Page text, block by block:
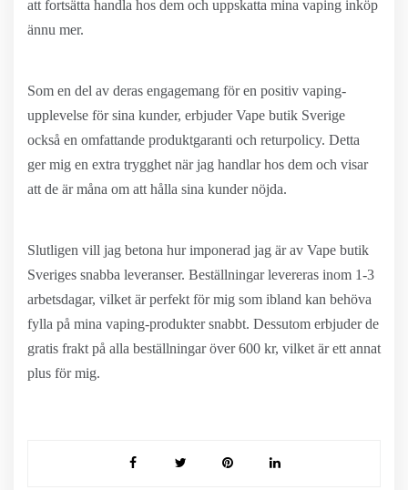
att fortsätta handla hos dem och uppskatta mina vaping inköp
ännu mer.
Som en del av deras engagemang för en positiv vaping-
upplevelse för sina kunder, erbjuder Vape butik Sverige
också en omfattande produktgaranti och returpolicy. Detta
ger mig en extra trygghet när jag handlar hos dem och visar
att de är måna om att hålla sina kunder nöjda.
Slutligen vill jag betona hur imponerad jag är av Vape butik
Sveriges snabba leveranser. Beställningar levereras inom 1-3
arbetsdagar, vilket är perfekt för mig som ibland kan behöva
fylla på mina vaping-produkter snabbt. Dessutom erbjuder de
gratis frakt på alla beställningar över 600 kr, vilket är ett annat
plus för mig.